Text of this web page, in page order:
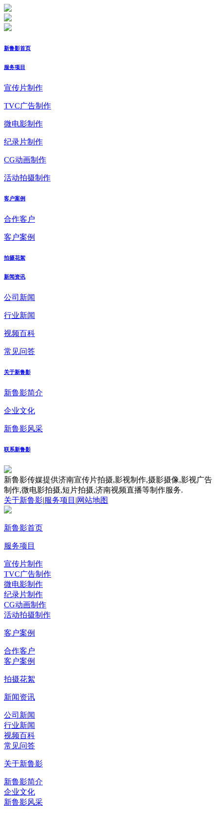
新鲁影首页
服务项目
宣传片制作
TVC广告制作
微电影制作
纪录片制作
CG动画制作
活动拍摄制作
客户案例
合作客户
客户案例
拍摄花絮
新闻资讯
公司新闻
行业新闻
视频百科
常见问答
关于新鲁影
新鲁影简介
企业文化
新鲁影风采
联系新鲁影
新鲁影传媒提供济南宣传片拍摄,影视制作,摄影摄像,影视广告
制作,微电影拍摄,短片拍摄,济南视频直播等制作服务.
关于新鲁影|服务项目 |网站地图
新鲁影首页
服务项目
宣传片制作
TVC广告制作
微电影制作
纪录片制作
CG动画制作
活动拍摄制作
客户案例
合作客户
客户案例
拍摄花絮
新闻资讯
公司新闻
行业新闻
视频百科
常见问答
关于新鲁影
新鲁影简介
企业文化
新鲁影风采